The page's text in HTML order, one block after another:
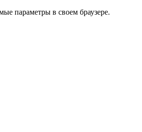
параметры в своем браузере.